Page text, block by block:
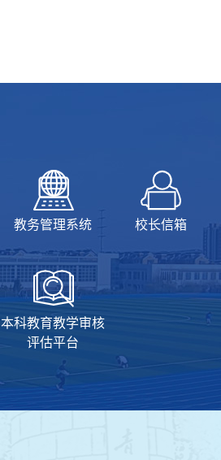
教务管理系统 校长信箱
本科教育教学审核
评估平台